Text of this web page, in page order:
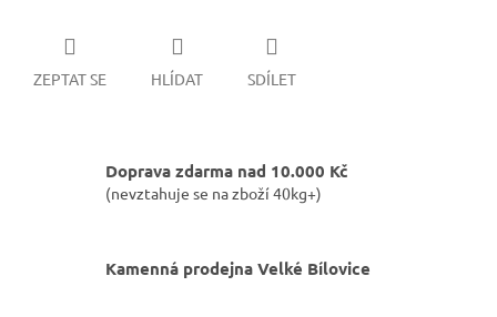
ZEPTAT SE HLÍDAT SDÍLET
Doprava zdarma nad 10.000 Kč
(nevztahuje se na zboží 40kg+)
Kamenná prodejna Velké Bílovice